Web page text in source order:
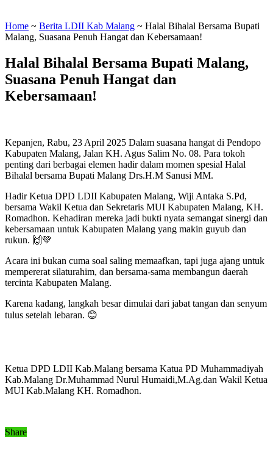
Home ~ Berita LDII Kab Malang ~ Halal Bihalal Bersama Bupati
Malang, Suasana Penuh Hangat dan Kebersamaan!
Halal Bihalal Bersama Bupati Malang,
Suasana Penuh Hangat dan
Kebersamaan!
Kepanjen, Rabu, 23 April 2025 Dalam suasana hangat di Pendopo
Kabupaten Malang, Jalan KH. Agus Salim No. 08. Para tokoh
penting dari berbagai elemen hadir dalam momen spesial Halal
Bihalal bersama Bupati Malang Drs.H.M Sanusi MM.
Hadir Ketua DPD LDII Kabupaten Malang, Wiji Antaka S.Pd,
bersama Wakil Ketua dan Sekretaris MUI Kabupaten Malang, KH.
Romadhon. Kehadiran mereka jadi bukti nyata semangat sinergi dan
kebersamaan untuk Kabupaten Malang yang makin guyub dan
rukun. 🙌💚
Acara ini bukan cuma soal saling memaafkan, tapi juga ajang untuk
mempererat silaturahim, dan bersama-sama membangun daerah
tercinta Kabupaten Malang.
Karena kadang, langkah besar dimulai dari jabat tangan dan senyum
tulus setelah lebaran. 😊
Ketua DPD LDII Kab.Malang bersama Katua PD Muhammadiyah
Kab.Malang Dr.Muhammad Nurul Humaidi,M.Ag.dan Wakil Ketua
MUI Kab.Malang KH. Romadhon.
Share